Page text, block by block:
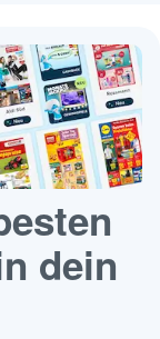
dein